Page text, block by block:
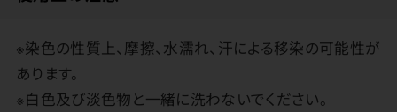
※染色の性質上、摩擦、水濡れ、汗による移染の可能性が
あります。
※白色及び淡色物と一緒に洗わないでください。